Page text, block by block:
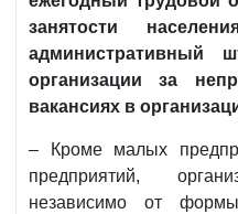
занятости
административный
организации за
вакансиях в
– Кроме малых
предприятий,
независимо от формы